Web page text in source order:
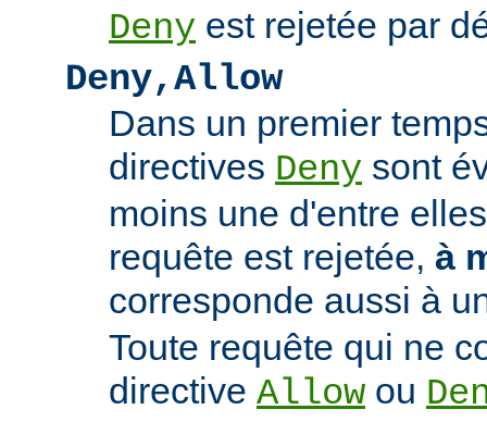
Deny est rejetée par
Deny,Allow
Dans un premier
directives Deny sont
moins une d'entre
requête est rejetée, à
corresponde aussi à
Toute requête qui ne
directive Allow ou